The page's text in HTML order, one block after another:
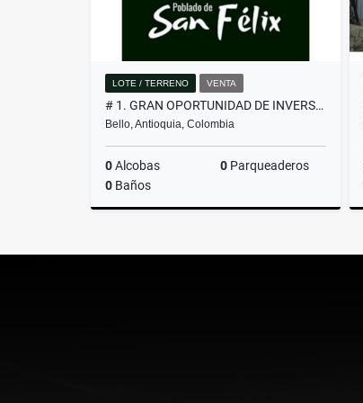
LOTE / TERRENO VENTA
# 1. GRAN OPORTUNIDAD DE INVERSIÓN, LOTE EN VENTA EN SAN FÉLIX
Bello, Antioquia, Colombia
0Alcobas 0 Parqueaderos
0 Baños
$260.000.000